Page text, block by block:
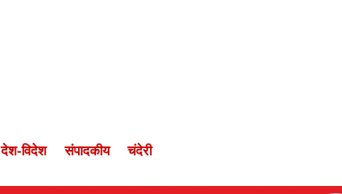
देश-विदेश संपादकीय चंदेरी